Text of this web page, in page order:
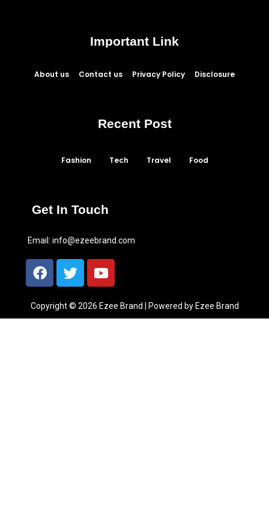
Important Link
About us Contact us Privacy Policy Disclosure
Recent Post
Fashion Tech Travel Food
Get In Touch
Email: info@ezeebrand.com
Copyright © 2026 Ezee Brand | Powered by Ezee Brand